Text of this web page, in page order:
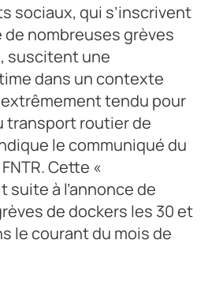
sociaux, qui s’inscrivent
nombreuses grèves
suscitent une
dans un contexte
tendu pour
transport routier de
le communiqué du
Cette «
à l’annonce de
de dockers les 30 et
le courant du mois de